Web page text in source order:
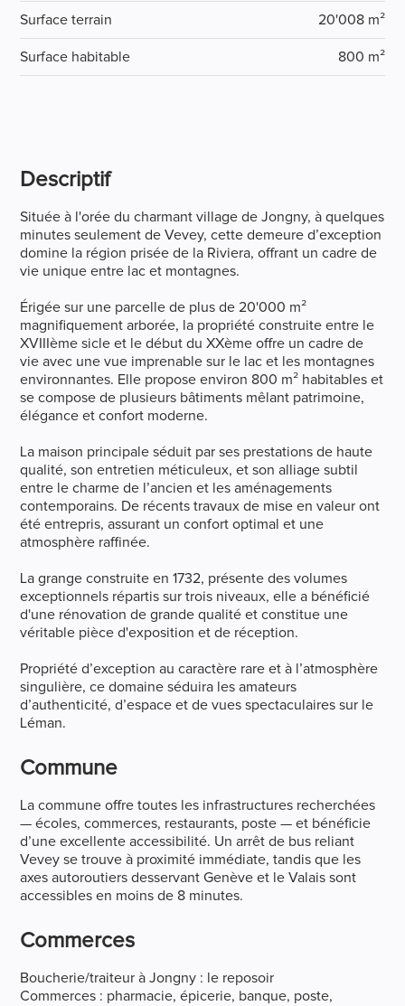
Descriptif
Située à l'orée du charmant village de Jongny, à quelques
minutes seulement de Vevey, cette demeure d’exception
domine la région prisée de la Riviera, offrant un cadre de
vie unique entre lac et montagnes.
Érigée sur une parcelle de plus de 20'000 m²
magnifiquement arborée, la propriété construite entre le
XVIIIème sicle et le début du XXème offre un cadre de
vie avec une vue imprenable sur le lac et les montagnes
environnantes. Elle propose environ 800 m² habitables et
se compose de plusieurs bâtiments mêlant patrimoine,
élégance et confort moderne.
La maison principale séduit par ses prestations de haute
qualité, son entretien méticuleux, et son alliage subtil
entre le charme de l’ancien et les aménagements
contemporains. De récents travaux de mise en valeur ont
été entrepris, assurant un confort optimal et une
atmosphère raffinée.
La grange construite en 1732, présente des volumes
exceptionnels répartis sur trois niveaux, elle a bénéficié
d'une rénovation de grande qualité et constitue une
véritable pièce d'exposition et de réception.
Propriété d’exception au caractère rare et à l’atmosphère
singulière, ce domaine séduira les amateurs
d’authenticité, d’espace et de vues spectaculaires sur le
Léman.
Commune
La commune offre toutes les infrastructures recherchées
— écoles, commerces, restaurants, poste — et bénéficie
d’une excellente accessibilité. Un arrêt de bus reliant
Vevey se trouve à proximité immédiate, tandis que les
axes autoroutiers desservant Genève et le Valais sont
accessibles en moins de 8 minutes.
Commerces
Boucherie/traiteur à Jongny : le reposoir
Commerces : pharmacie, épicerie, banque, poste,
Surface terrain 20'008 m²
Surface habitable 800 m²